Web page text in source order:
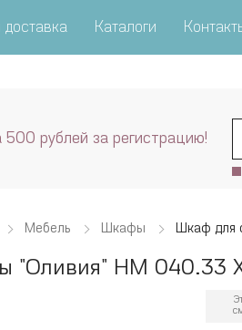
Каталоги
500 рублей за регистрацию!
Мебель Шкафы Шкаф для
"Оливия" НМ 040.33